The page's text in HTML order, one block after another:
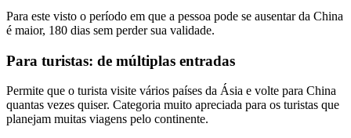
Para este visto o período em que a pessoa pode se ausentar da China
é maior, 180 dias sem perder sua validade.
Para turistas: de múltiplas entradas
Permite que o turista visite vários países da Ásia e volte para China
quantas vezes quiser. Categoria muito apreciada para os turistas que
planejam muitas viagens pelo continente.